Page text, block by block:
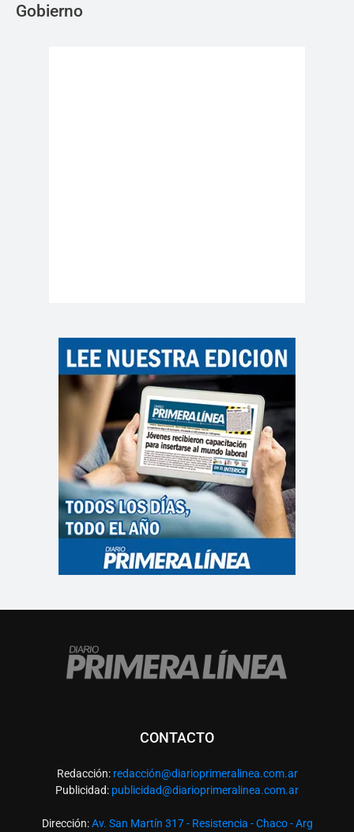
Gobierno
CONTACTO
Redacción: redacción@diarioprimeralinea.com.ar
Publicidad: publicidad@diarioprimeralinea.com.ar
Dirección:Av. San Martín 317 - Resistencia - Chaco - Arg